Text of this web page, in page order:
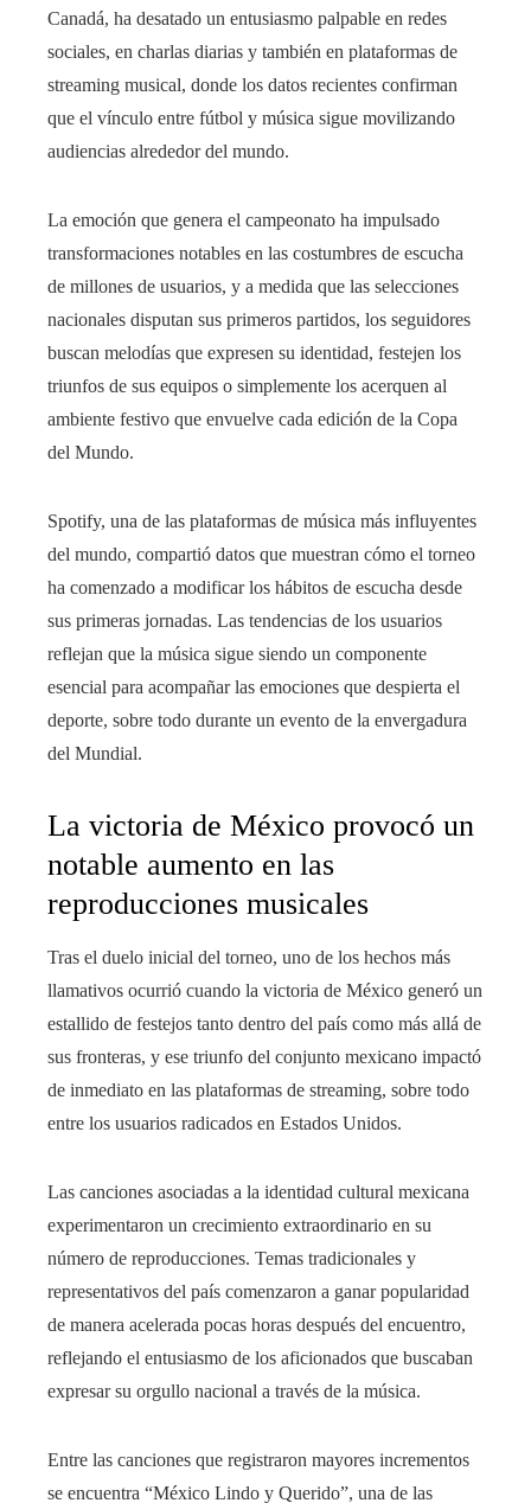
Canadá, ha desatado un entusiasmo palpable en redes
sociales, en charlas diarias y también en plataformas de
streaming musical, donde los datos recientes confirman
que el vínculo entre fútbol y música sigue movilizando
audiencias alrededor del mundo.
La emoción que genera el campeonato ha impulsado
transformaciones notables en las costumbres de escucha
de millones de usuarios, y a medida que las selecciones
nacionales disputan sus primeros partidos, los seguidores
buscan melodías que expresen su identidad, festejen los
triunfos de sus equipos o simplemente los acerquen al
ambiente festivo que envuelve cada edición de la Copa
del Mundo.
Spotify, una de las plataformas de música más influyentes
del mundo, compartió datos que muestran cómo el torneo
ha comenzado a modificar los hábitos de escucha desde
sus primeras jornadas. Las tendencias de los usuarios
reflejan que la música sigue siendo un componente
esencial para acompañar las emociones que despierta el
deporte, sobre todo durante un evento de la envergadura
del Mundial.
La victoria de México provocó un
notable aumento en las
reproducciones musicales
Tras el duelo inicial del torneo, uno de los hechos más
llamativos ocurrió cuando la victoria de México generó un
estallido de festejos tanto dentro del país como más allá de
sus fronteras, y ese triunfo del conjunto mexicano impactó
de inmediato en las plataformas de streaming, sobre todo
entre los usuarios radicados en Estados Unidos.
Las canciones asociadas a la identidad cultural mexicana
experimentaron un crecimiento extraordinario en su
número de reproducciones. Temas tradicionales y
representativos del país comenzaron a ganar popularidad
de manera acelerada pocas horas después del encuentro,
reflejando el entusiasmo de los aficionados que buscaban
expresar su orgullo nacional a través de la música.
Entre las canciones que registraron mayores incrementos
se encuentra “México Lindo y Querido”, una de las